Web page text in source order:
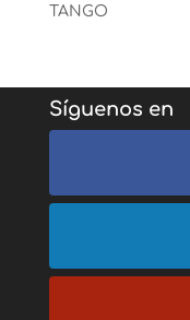
TANGO
Síguenos en